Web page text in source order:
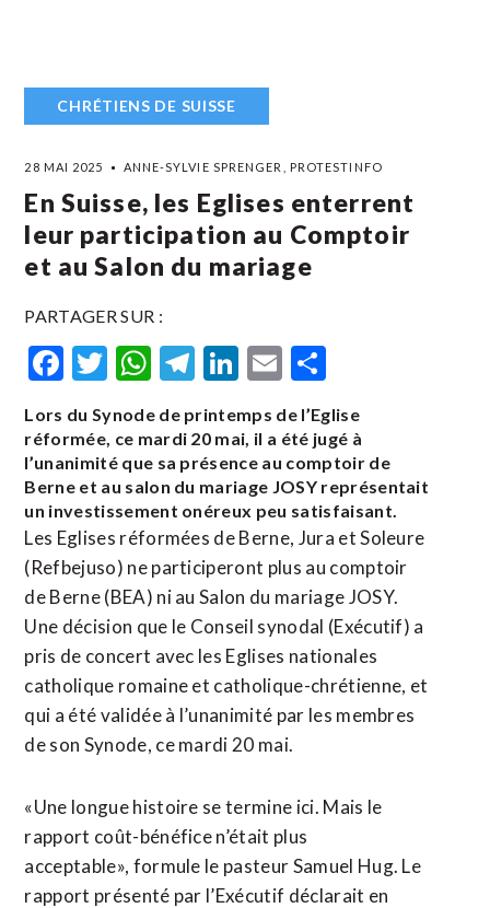
CHRÉTIENS DE SUISSE
28 MAI 2025 ANNE-SYLVIE SPRENGER, PROTESTINFO
En Suisse, les Eglises enterrent
leur participation au Comptoir
et au Salon du mariage
PARTAGER SUR :
Facebook
Twitter
WhatsApp
Telegram
LinkedIn
Email
Lors du Synode de printemps de l’Eglise
réformée, ce mardi 20 mai, il a été jugé à
l’unanimité que sa présence au comptoir de
Berne et au salon du mariage JOSY représentait
un investissement onéreux peu satisfaisant.
Les Eglises réformées de Berne, Jura et Soleure
(Refbejuso) ne participeront plus au comptoir
de Berne (BEA) ni au Salon du mariage JOSY.
Une décision que le Conseil synodal (Exécutif) a
pris de concert avec les Eglises nationales
catholique romaine et catholique-chrétienne, et
qui a été validée à l’unanimité par les membres
de son Synode, ce mardi 20 mai.
«Une longue histoire se termine ici. Mais le
rapport coût-bénéfice n’était plus
acceptable», formule le pasteur Samuel Hug. Le
rapport présenté par l’Exécutif déclarait en